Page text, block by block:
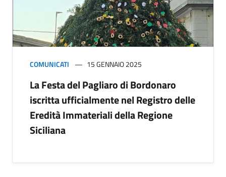
COMUNICATI 15 GENNAIO 2025
La Festa del Pagliaro di Bordonaro
iscritta ufficialmente nel Registro delle
Eredità Immateriali della Regione
Siciliana